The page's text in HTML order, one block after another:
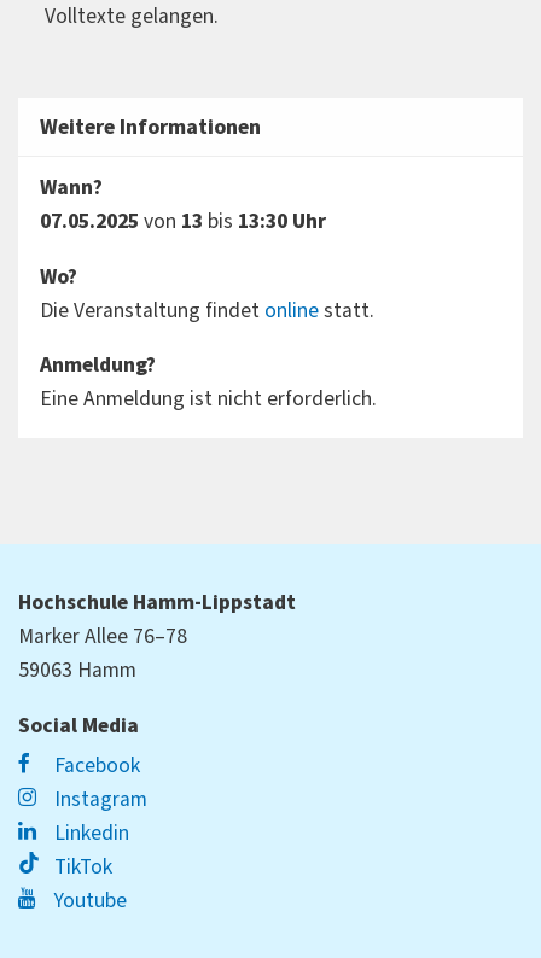
Volltexte gelangen.
Weitere Informationen
Wann?
07.05.2025 von 13 bis 13:30 Uhr
Wo?
Die Veranstaltung findet onlinestatt.
Anmeldung?
Eine Anmeldung ist nicht erforderlich.
Hochschule Hamm-Lippstadt
Marker Allee 76–78
59063 Hamm
Social Media
Facebook
Instagram
Linkedin
TikTok
Youtube